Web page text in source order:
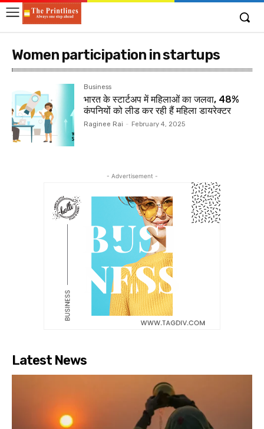
Women participation in startups
Business
भारत के स्टार्टअप में महिलाओं का जलवा, 48%
कंपनियों को लीड कर रही हैं महिला डायरेक्टर
Raginee Rai - February 4, 2025
- Advertisement -
Latest News